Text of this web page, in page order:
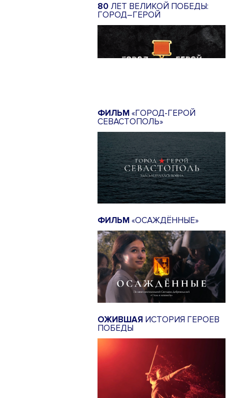
80 ЛЕТ ВЕЛИКОЙ ПОБЕДЫ:
ГОРОД–ГЕРОЙ
ФИЛЬМ«ГОРОД-ГЕРОЙ
СЕВАСТОПОЛЬ»
ФИЛЬМ«ОСАЖДЁННЫЕ»
ОЖИВШАЯ ИСТОРИЯ ГЕРОЕВ
ПОБЕДЫ